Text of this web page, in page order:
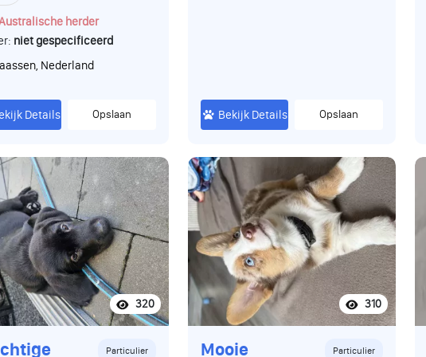
herder
niet gespecificeerd
Nederland
Details Opslaan Bekijk Details Opslaan
320
Particulier
310
Mooie
Particulier